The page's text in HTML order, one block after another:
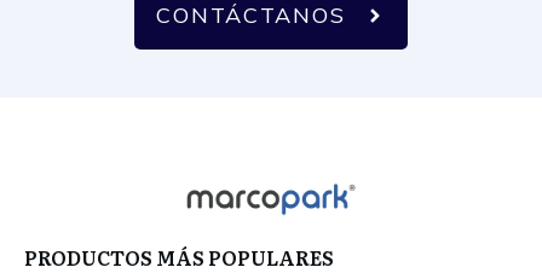
CONTÁCTANOS
PRODUCTOS MÁS POPULARES